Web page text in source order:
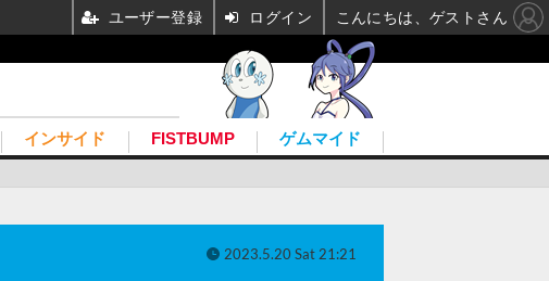
インサイド FISTBUMP ゲムマイド
2023.5.20 Sat 21:21
ユーザー登録 ログイン こんにちは、ゲストさん